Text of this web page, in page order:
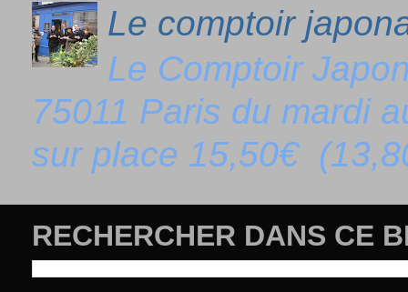
Le comptoir
Le Comptoir
75011 Paris du mardi
sur place 15,50€
RECHERCHER DANS CE